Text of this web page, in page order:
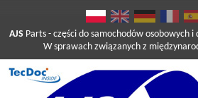
AJS Parts - części do samochodów osobowych i
W sprawach związanych z